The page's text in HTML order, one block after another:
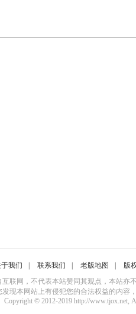
于我们 联系我们 老版地图 版
联网，不代表本站赞同其观点，本站
现本网站上有侵犯您的合法权益的内容
Copyright © 2012-2019 http://www.tjox.net,